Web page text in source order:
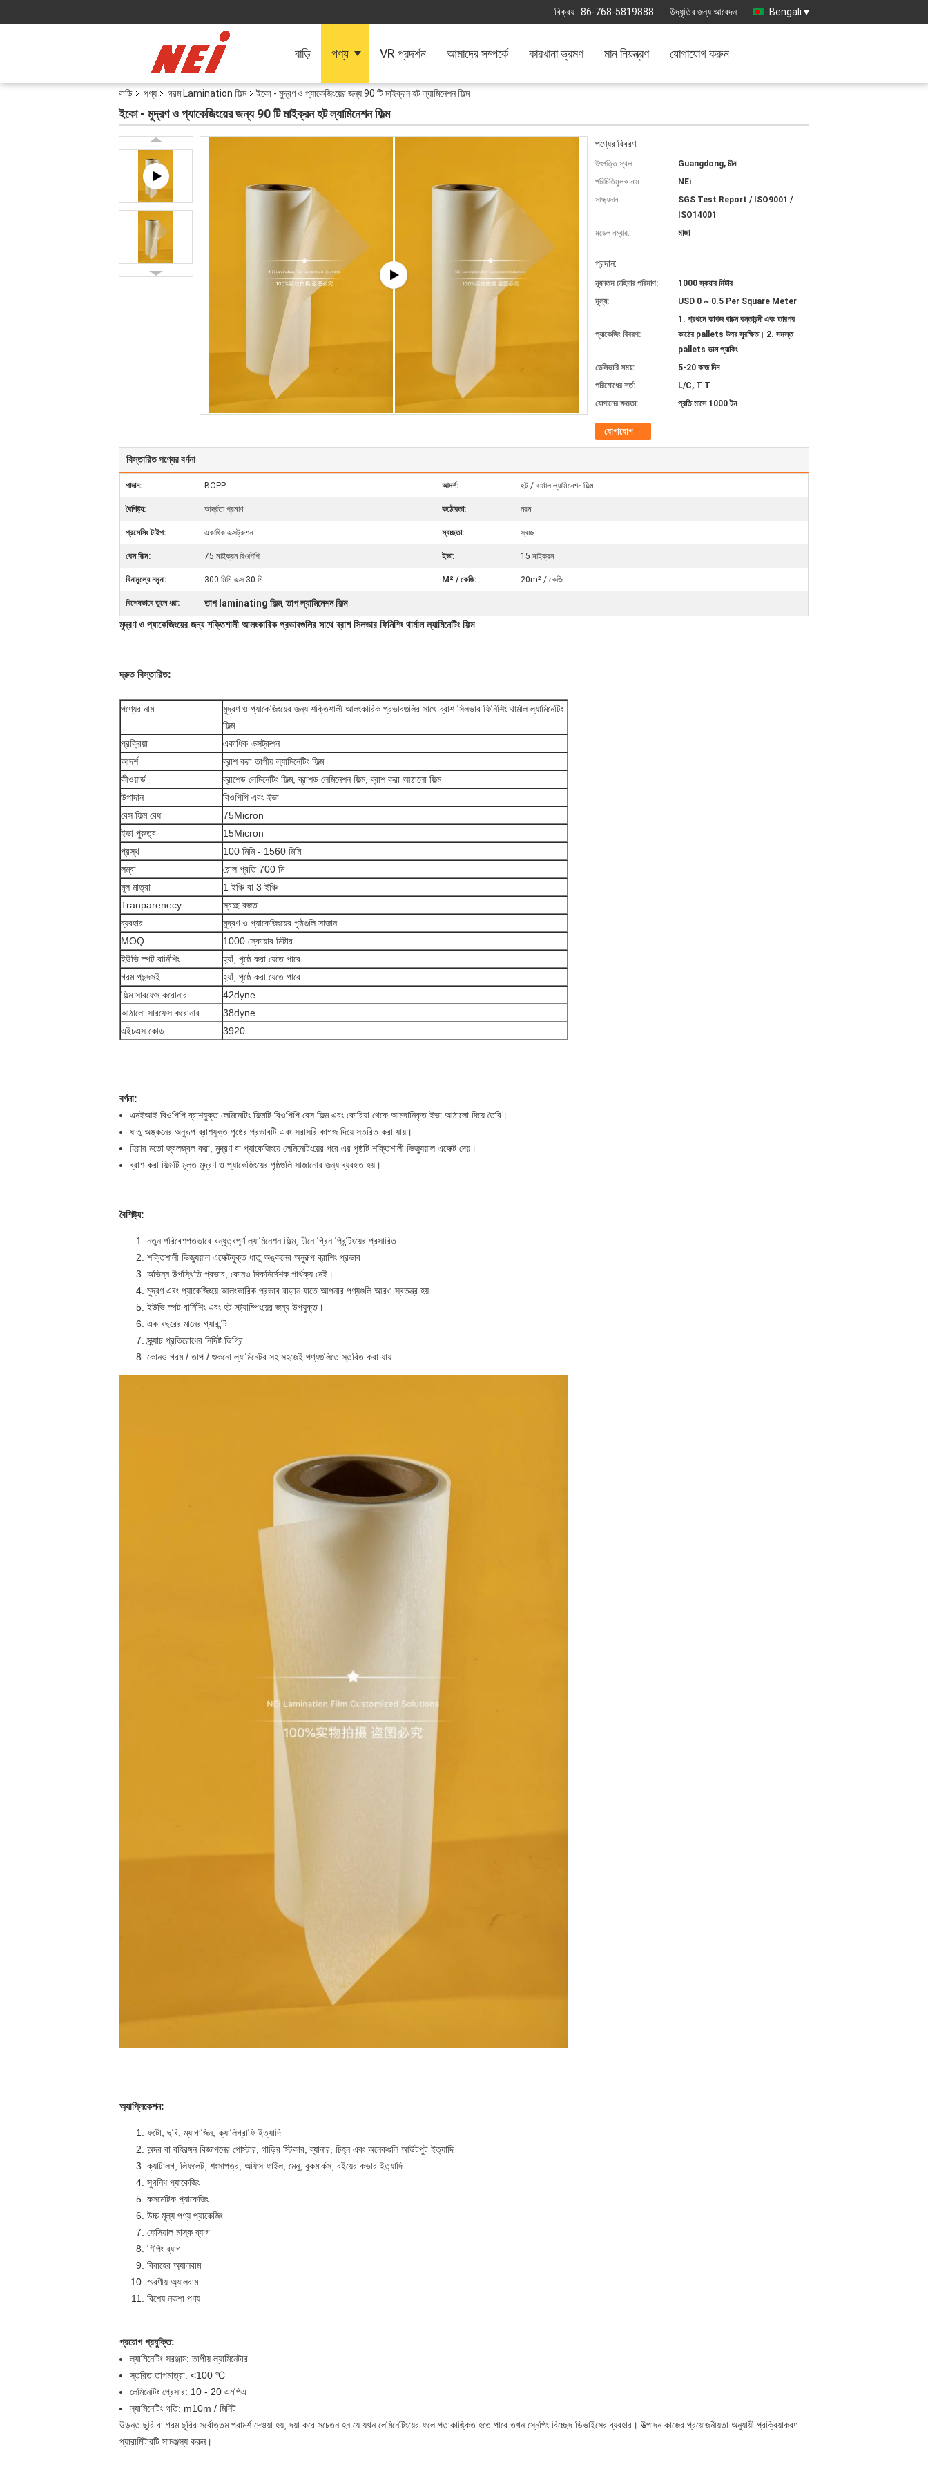
বিক্রয় : 86-768-5819888 উদ্ধৃতির জন্য আবেদন Bengali
বাড়ি পণ্য VR প্রদর্শন আমাদের সম্পর্কে কারখানা ভ্রমণ মান নিয়ন্ত্রণ যোগাযোগ করুন
বাড়ি পণ্য গরম Lamination ফিল্ম ইকো - মুদ্রণ ও প্যাকেজিংয়ের জন্য 90 টি মাইক্রন হট ল্যামিনেশন ফিল্ম
ইকো - মুদ্রণ ও প্যাকেজিংয়ের জন্য 90 টি মাইক্রন হট ল্যামিনেশন ফিল্ম
পণ্যের বিবরণ:
উৎপত্তি স্থল:
Guangdong, চীন
পরিচিতিমুলক নাম:
NEi
সাক্ষ্যদান:
SGS Test Report / ISO9001 /
ISO14001
মডেল নম্বার:
মাজা
প্রদান:
ন্যূনতম চাহিদার পরিমাণ:
1000 স্কয়ার মিটার
মূল্য:
USD 0 ~ 0.5 Per Square Meter
প্যাকেজিং বিবরণ:
1. প্রথমে কাগজ বাক্সে বস্তাবন্দী এবং তারপর
কাঠের pallets উপর সুরক্ষিত। 2. সমস্ত
pallets ভাল প্যাকিং
ডেলিভারি সময়:
5-20 কাজ দিন
পরিশোধের শর্ত:
L/C, T T
যোগানের ক্ষমতা:
প্রতি মাসে 1000 টন
যোগাযোগ
বিস্তারিত পণ্যের বর্ণনা
পাদান: BOPP আদর্শ: হট / থার্মাল ল্যামিনেশন ফিল্ম
বৈশিষ্ট্য: আর্দ্রতা প্রমাণ কঠোরতা: নরম
প্রসেসিং টাইপ: একাধিক এক্সট্রুশন স্বচ্ছতা: স্বচ্ছ
বেস ফিল্ম: 75 মাইক্রন বিওপিপি ইভা: 15 মাইক্রন
বিনামূল্যে নমুনা: 300 মিমি এক্স 30 মি M² / কেজি: 20m² / কেজি
বিশেষভাবে তুলে ধরা: তাপ laminating ফিল্ম,তাপ ল্যামিনেশন ফিল্ম
মুদ্রণ ও প্যাকেজিংয়ের জন্য শক্তিশালী আলংকারিক প্রভাবগুলির সাথে ব্রাশ সিলভার ফিনিশিং থার্মাল ল্যামিনেটিং ফিল্ম
দ্রুত বিস্তারিত:
পণ্যের নাম
মুদ্রণ ও প্যাকেজিংয়ের জন্য শক্তিশালী আলংকারিক প্রভাবগুলির সাথে ব্রাশ সিলভার ফিনিশিং থার্মাল ল্যামিনেটিং
ফিল্ম
প্রক্রিয়া
একাধিক এক্সট্রুশন
আদর্শ
ব্রাশ করা তাপীয় ল্যামিনেটিং ফিল্ম
কীওয়ার্ড
ব্রাশেড লেমিনেটিং ফিল্ম, ব্রাশড লেমিনেশন ফিল্ম, ব্রাশ করা আঠালো ফিল্ম
উপাদান
বিওপিপি এবং ইভা
বেস ফিল্ম বেধ
75Micron
ইভা পুরুত্ব
15Micron
প্রস্থ
100 মিমি - 1560 মিমি
লম্বা
রোল প্রতি 700 মি
মূল মাত্রা
1 ইঞ্চি বা 3 ইঞ্চি
Tranparenecy
স্বচ্ছ রজত
ব্যবহার
মুদ্রণ ও প্যাকেজিংয়ের পৃষ্ঠগুলি সাজান
MOQ:
1000 স্কোয়ার মিটার
ইউভি স্পট বার্নিশিং
হ্যাঁ, পৃষ্ঠে করা যেতে পারে
গরম পছন্দসই
হ্যাঁ, পৃষ্ঠে করা যেতে পারে
ফিল্ম সারফেস করোনার
42dyne
আঠালো সারফেস করোনার
38dyne
এইচএস কোড
3920
বর্ণনা:
এনইআই বিওপিপি ব্রাশযুক্ত লেমিনেটিং ফিল্মটি বিওপিপি বেস ফিল্ম এবং কোরিয়া থেকে আমদানিকৃত ইভা আঠালো দিয়ে তৈরি।
ধাতু অঙ্কনের অনুরূপ ব্রাশযুক্ত পৃষ্ঠের প্রভাবটি এবং সরাসরি কাগজ দিয়ে স্তরিত করা যায়।
হিরার মতো জ্বলজ্বল করা, মুদ্রণ বা প্যাকেজিংয়ে লেমিনেটিংয়ের পরে এর পৃষ্ঠটি শক্তিশালী ভিজ্যুয়াল এফেক্ট দেয়।
ব্রাশ করা ফিল্মটি মূলত মুদ্রণ ও প্যাকেজিংয়ের পৃষ্ঠগুলি সাজানোর জন্য ব্যবহৃত হয়।
বৈশিষ্ট্য:
নতুন পরিবেশগতভাবে বন্ধুত্বপূর্ণ ল্যামিনেশন ফিল্ম, চীনে গ্রিন প্রিন্টিংয়ের প্রসারিত
শক্তিশালী ভিজ্যুয়াল এফেক্টযুক্ত ধাতু অঙ্কনের অনুরূপ ব্রাশিং প্রভাব
অভিন্ন উপস্থিতি প্রভাব, কোনও দিকনির্দেশক পার্থক্য নেই।
মুদ্রণ এবং প্যাকেজিংয়ে আলংকারিক প্রভাব বাড়ান যাতে আপনার পণ্যগুলি আরও স্বতন্ত্র হয়
ইউভি স্পট বার্নিশিং এবং হট স্ট্যাম্পিংয়ের জন্য উপযুক্ত।
এক বছরের মানের গ্যারান্টি
স্ক্র্যাচ প্রতিরোধের নির্দিষ্ট ডিগ্রি
কোনও গরম / তাপ / শুকনো ল্যামিনেটর সহ সহজেই পণ্যগুলিতে স্তরিত করা যায়
অ্যাপ্লিকেশন:
ফটো, ছবি, ম্যাগাজিন, ক্যালিগ্রাফি ইত্যাদি
অন্দর বা বহিরঙ্গন বিজ্ঞাপনের পোস্টার, গাড়ির স্টিকার, ব্যানার, চিহ্ন এবং অনেকগুলি আউটপুট ইত্যাদি
ক্যাটালগ, লিফলেট, শংসাপত্র, অফিস ফাইল, মেনু, বুকমার্কস, বইয়ের কভার ইত্যাদি
সুগন্ধি প্যাকেজিং
কসমেটিক প্যাকেজিং
উচ্চ মূল্য পণ্য প্যাকেজিং
ফেসিয়াল মাস্ক ব্যাগ
শিপিং ব্যাগ
বিবাহের অ্যালবাম
স্মরণীয় অ্যালবাম
বিশেষ নকশা পণ্য
প্রয়োগ প্রযুক্তি:
ল্যামিনেটিং সরঞ্জাম: তাপীয় ল্যামিনেটার
স্তরিত তাপমাত্রা: <100 ℃
লেমিনেটিং প্রেসার: 10 - 20 এমপিএ
ল্যামিনেটিং গতি: m10m / মিনিট
উড়ন্ত ছুরি বা গরম ছুরির সর্বোত্তম পরামর্শ দেওয়া হয়, দয়া করে সচেতন হন যে যখন লেমিনেটিংয়ের ফলে পতাকাঙ্কিত হতে পারে তখন স্নেপিং বিচ্ছেদ ডিভাইসের ব্যবহার। উত্পাদন কাজের প্রয়োজনীয়তা অনুযায়ী প্রক্রিয়াকরণ
প্যারামিটারটি সামঞ্জস্য করুন।